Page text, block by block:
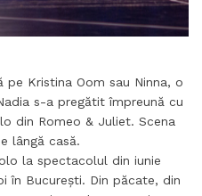
Kristina Oom sau Ninna, o
s-a pregătit împreună cu
din Romeo & Juliet. Scena
lângă casă.
la spectacolul din iunie
în București. Din păcate, din